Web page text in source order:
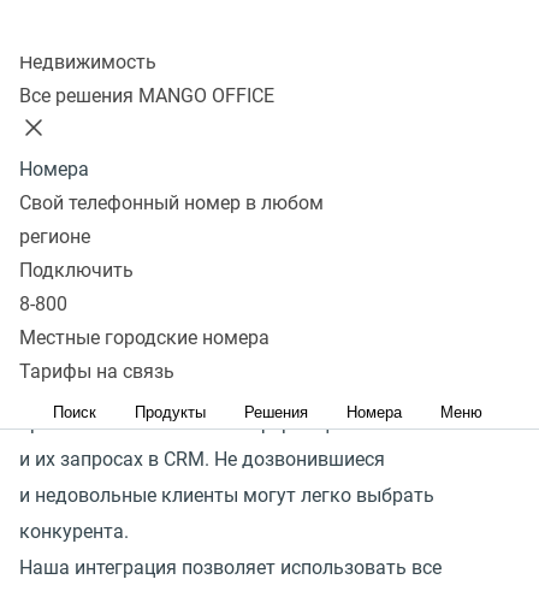
Недвижимость
Все решения MANGO OFFICE
Номера
Свой телефонный номер в любом
регионе
Подключить
8-800
Местные городские номера
Тарифы на связь
Поиск Продукты Решения Номера Меню
Улучшите эффективность
работы вашей команды,
интегрируя телефонию
и CRM
В современном бизнесе эффективность работы
менеджеров играет ключевую роль в успехе вашего
бизнеса. Они должны оперативно отвечать на звонки,
своевременно перезванивать клиентам, а также
правильно записывать информацию о клиентах
и их запросах в CRM. Не дозвонившиеся
и недовольные клиенты могут легко выбрать
конкурента.
Наша интеграция позволяет использовать все